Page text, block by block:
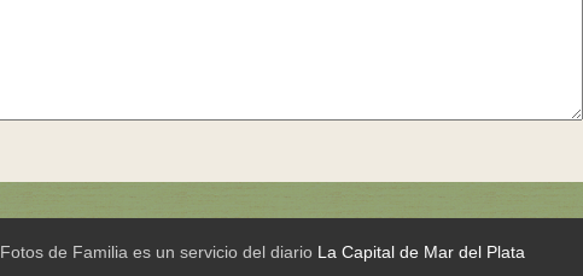
Fotos de Familia es un servicio del diario La Capital de Mar del Plata